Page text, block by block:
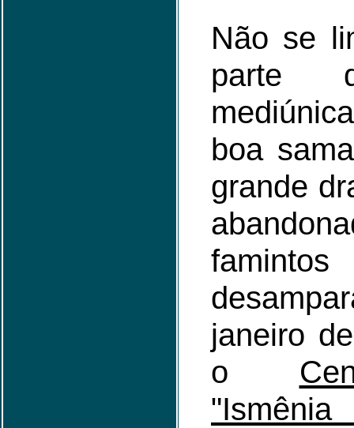
Não se
parte
boa
grande
janeiro
o